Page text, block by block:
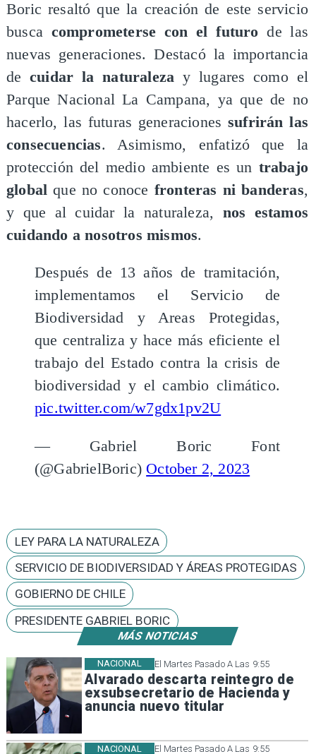
MÁS NOTICIAS
El Martes Pasado A Las 9:55
Alvarado descarta reintegro de
exsubsecretario de Hacienda y
anuncia nuevo titular
NACIONAL
El Martes Pasado A Las 9:55
NACIONAL
Boric resaltó que la creación de este servicio
busca comprometerse con el futuro de las
nuevas generaciones. Destacó la importancia
de cuidar la naturaleza y lugares como el
Parque Nacional La Campana, ya que de no
hacerlo, las futuras generacionessufrirán las
consecuencias. Asimismo, enfatizó que la
protección del medio ambiente es un trabajo
globalque no conoce fronteras ni banderas,
y que al cuidar la naturaleza, nos estamos
cuidando a nosotros mismos.
Después de 13 años de tramitación,
implementamos el Servicio de
Biodiversidad y Areas Protegidas,
que centraliza y hace más eficiente el
trabajo del Estado contra la crisis de
biodiversidad y el cambio climático.
pic.twitter.com/w7gdx1pv2U
— Gabriel Boric Font
(@GabrielBoric) October 2, 2023
LEY PARA LA NATURALEZA
SERVICIO DE BIODIVERSIDAD Y ÁREAS PROTEGIDAS
GOBIERNO DE CHILE
PRESIDENTE GABRIEL BORIC